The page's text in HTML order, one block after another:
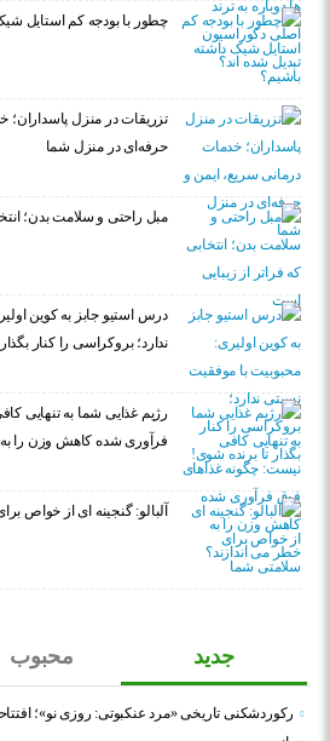
چطور با بودجه کم استایل
تزریقات در منزل پاسداران؛
حرفه‌ای در منزل شما
مبل راحتی و سلامت بدن؛
درس استیو جابز به کوین
ندارد؛ بروکراسی را کنار
رژیم غذایی شما به تنهایی
فرآوری شده کاهش وزن را به
آلبالو: گنجینه ای از خواص
جدید محبوب